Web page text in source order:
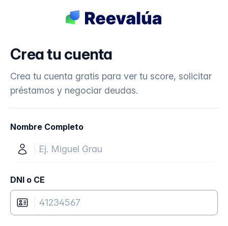
Crea tu cuenta
Crea tu cuenta gratis para ver tu score, solicitar
préstamos y negociar deudas.
Nombre Completo
DNI o CE